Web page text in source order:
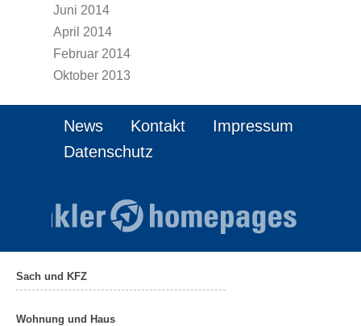
Juni 2014
April 2014
Februar 2014
Oktober 2013
News Kontakt
Impressum
Datenschutz
Sach und KFZ
Wohnung und Haus